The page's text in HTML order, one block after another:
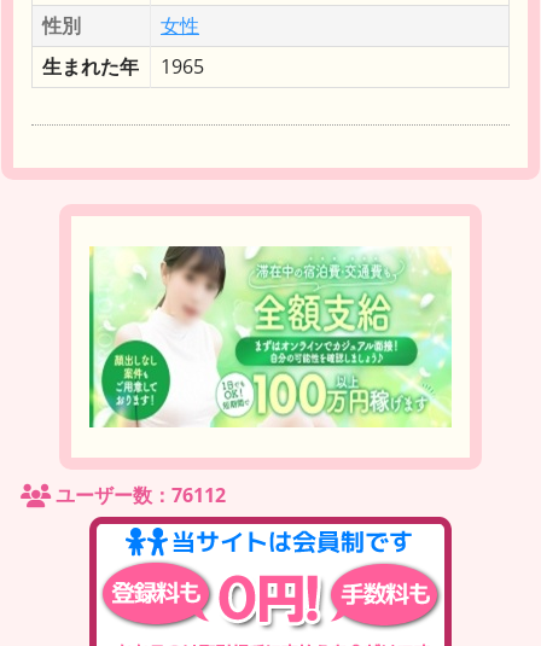
性別
女性
生まれた年
1965
ユーザー数：76112